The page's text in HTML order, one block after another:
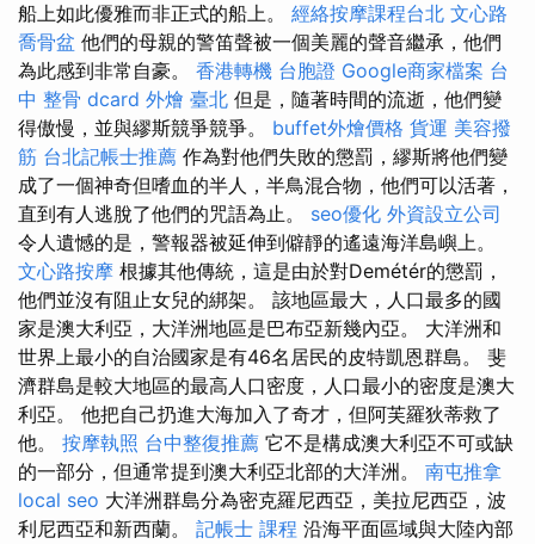
船上如此優雅而非正式的船上。 經絡按摩課程台北 文心路
喬骨盆 他們的母親的警笛聲被一個美麗的聲音繼承，他們
為此感到非常自豪。 香港轉機 台胞證 Google商家檔案 台
中 整骨 dcard 外燴 臺北 但是，隨著時間的流逝，他們變
得傲慢，並與繆斯競爭競爭。 buffet外燴價格 貨運 美容撥
筋 台北記帳士推薦 作為對他們失敗的懲罰，繆斯將他們變
成了一個神奇但嗜血的半人，半鳥混合物，他們可以活著，
直到有人逃脫了他們的咒語為止。 seo優化 外資設立公司
令人遺憾的是，警報器被延伸到僻靜的遙遠海洋島嶼上。
文心路按摩 根據其他傳統，這是由於對Demétér的懲罰，
他們並沒有阻止女兒的綁架。 該地區最大，人口最多的國
家是澳大利亞，大洋洲地區是巴布亞新幾內亞。 大洋洲和
世界上最小的自治國家是有46名居民的皮特凱恩群島。 斐
濟群島是較大地區的最高人口密度，人口最小的密度是澳大
利亞。 他把自己扔進大海加入了奇才，但阿芙羅狄蒂救了
他。 按摩執照 台中整復推薦 它不是構成澳大利亞不可或缺
的一部分，但通常提到澳大利亞北部的大洋洲。 南屯推拿
local seo 大洋洲群島分為密克羅尼西亞，美拉尼西亞，波
利尼西亞和新西蘭。 記帳士 課程 沿海平面區域與大陸內部